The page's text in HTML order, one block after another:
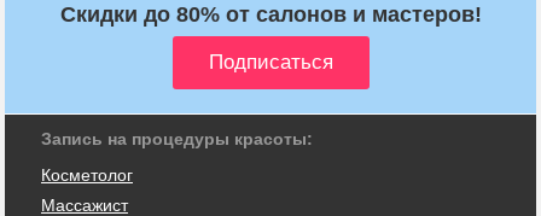
Скидки до 80% от салонов и мастеров!
Запись на процедуры красоты:
Косметолог
Массажист